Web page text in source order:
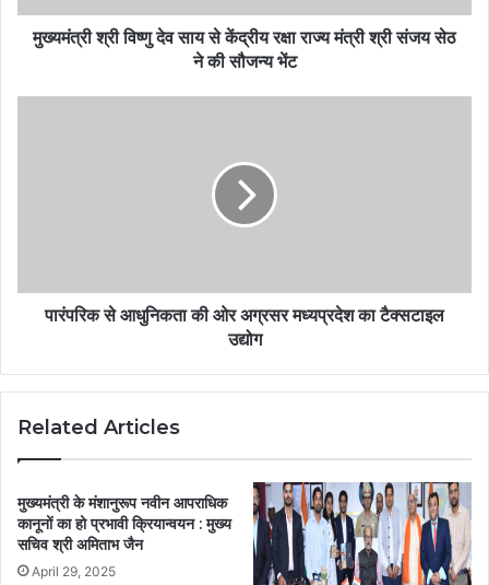
मुख्यमंत्री श्री विष्णु देव साय से केंद्रीय रक्षा राज्य मंत्री श्री संजय सेठ
ने की सौजन्य भेंट
पारंपरिक से आधुनिकता की ओर अग्रसर मध्यप्रदेश का टैक्सटाइल
उद्योग
Related Articles
मुख्यमंत्री के मंशानुरूप नवीन आपराधिक
कानूनों का हो प्रभावी क्रियान्वयन : मुख्य
सचिव श्री अमिताभ जैन
April 29, 2025